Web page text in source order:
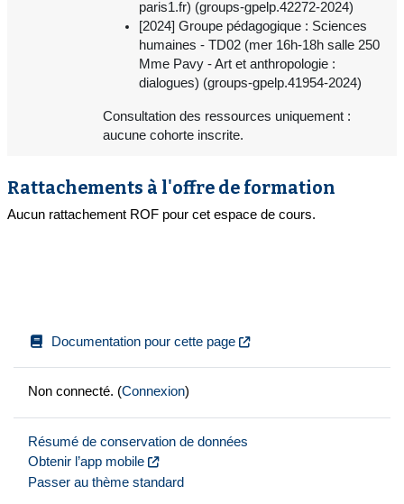
paris1.fr) (groups-gpelp.42272-2024)
[2024] Groupe pédagogique : Sciences
humaines - TD02 (mer 16h-18h salle 250
Mme Pavy - Art et anthropologie :
dialogues) (groups-gpelp.41954-2024)
Consultation des ressources uniquement :
aucune cohorte inscrite.
Rattachements à l'offre de formation
Aucun rattachement ROF pour cet espace de cours.
Documentation pour cette page
Non connecté. (Connexion)
Résumé de conservation de données
Obtenir l’app mobile
Passer au thème standard